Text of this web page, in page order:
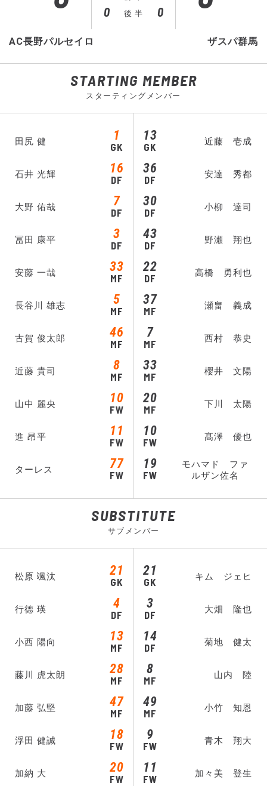
AC長野パルセイロ
0
後 半 0
ザスパ群馬
STARTING MEMBER
スターティングメンバー
田尻 健 1
GK
石井 光輝 16
DF
大野 佑哉 7
DF
冨田 康平 3
DF
安藤 一哉 33
MF
長谷川 雄志 5
MF
古賀 俊太郎 46
MF
近藤 貴司 8
MF
山中 麗央 10
FW
進 昂平 11
FW
ターレス 77
FW
GK
13 近藤 壱成
DF
36 安達 秀都
DF
30 小柳 達司
DF
43 野瀬 翔也
DF
22 高橋 勇利也
MF
37 瀬畠 義成
MF
7 西村 恭史
MF
33 櫻井 文陽
MF
20 下川 太陽
FW
10 髙澤 優也
FW
19
モハマド ファ
ルザン佐名
SUBSTITUTE
サブメンバー
松原 颯汰 21
GK
行德 瑛 4
DF
小西 陽向 13
MF
藤川 虎太朗 28
MF
加藤 弘堅 47
MF
浮田 健誠 18
FW
加納 大 20
FW
GK
21 キム ジェヒ
DF
3 大畑 隆也
DF
14 菊地 健太
MF
8 山内 陸
MF
49 小竹 知恩
FW
9 青木 翔大
FW
11 加々美 登生